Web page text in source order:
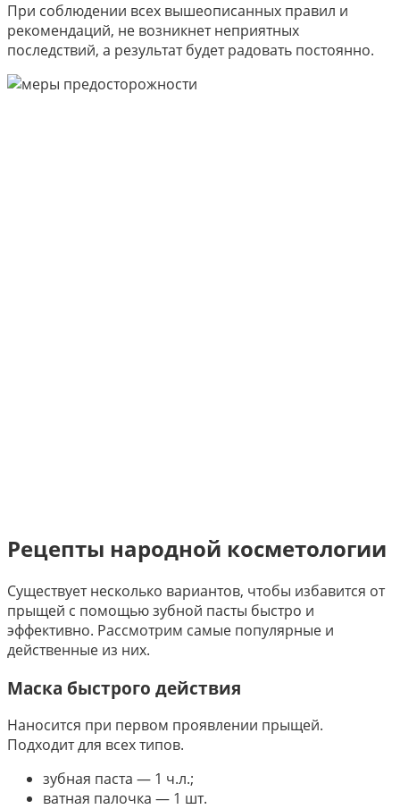
При соблюдении всех вышеописанных правил и
рекомендаций, не возникнет неприятных
последствий, а результат будет радовать постоянно.
Рецепты народной косметологии
Существует несколько вариантов, чтобы избавится от
прыщей с помощью зубной пасты быстро и
эффективно. Рассмотрим самые популярные и
действенные из них.
Маска быстрого действия
Наносится при первом проявлении прыщей.
Подходит для всех типов.
зубная паста — 1 ч.л.;
ватная палочка — 1 шт.